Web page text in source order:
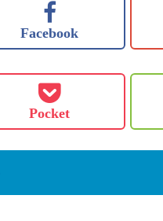
Facebook
Pocket